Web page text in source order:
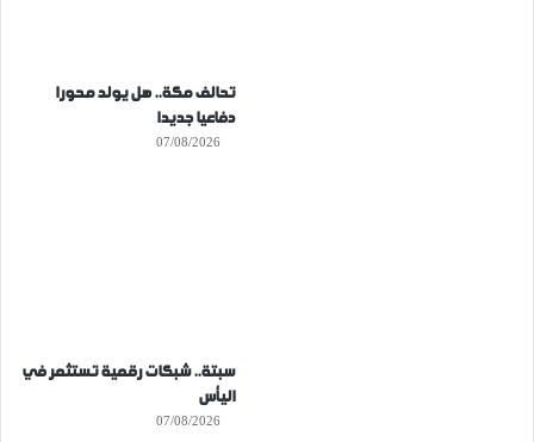
تحالف مكة.. هل يولد محورا
دفاعيا جديدا
07/08/2026
سبتة.. شبكات رقمية تستثمر في
اليأس
07/08/2026